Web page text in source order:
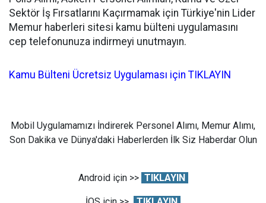
Sektör İş Fırsatlarını Kaçırmamak için Türkiye'nin Lider
Memur haberleri sitesi kamu bülteni uygulamasını
cep telefonunuza indirmeyi unutmayın.
Kamu Bülteni Ücretsiz Uygulaması için TIKLAYIN
Mobil Uygulamamızı İndirerek Personel Alımı, Memur Alımı,
Son Dakika ve Dünya'daki Haberlerden İlk Siz Haberdar Olun
Android için >> TIKLAYIN